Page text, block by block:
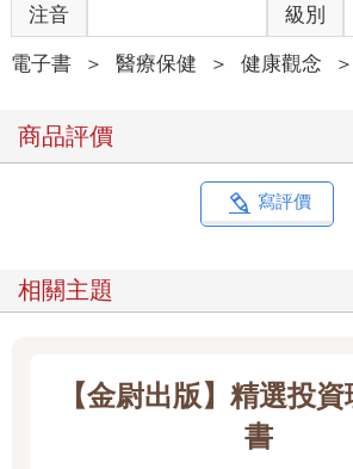
其中，真假難辨。尤其現在有了AI 與各種
更容易自己「Google 開藥方」。但醫學知
需要多年專業訓練與臨床經驗的驗證。這正
用藥安全不是醫生的事，也不是藥師的事，
傳統的醫療模式中，病患往往扮演被動的
藥， 藥師調劑、核對，病患只需要按時服
學愈來愈重視「病患參與」的概念，特別是
問題的嚴重性不容小覷。更值得注意的是，
併用等。這些看似小小的疏忽，累積起來
更重要的是，每個人都不一樣。有的人腎
差；有人睡前吃藥會心悸，有人飯前吃藥
自己的生活節奏與身體狀況。所以，用藥
注音 級別
電子書 ＞ 醫療保健 ＞ 健康觀念 ＞
商品評價
寫評價
相關主題
【金尉出版】精選投
書